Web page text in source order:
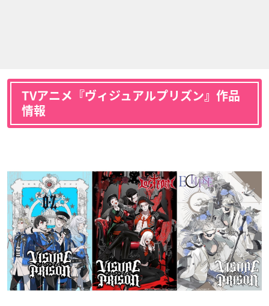
TVアニメ『ヴィジュアルプリズン』作品
情報